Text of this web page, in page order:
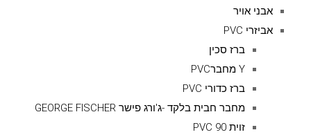
אבני אויר
אביזרי PVC
ברז סכין
Y מחברPVC
ברז כדורי PVC
מחבר חבית בלקד -ג'ורג פישר GEORGE FISCHER
זוית 90 PVC